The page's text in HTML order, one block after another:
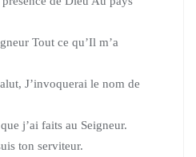
Tout ce qu’Il m’a
J’invoquerai le nom de
j’ai faits au Seigneur.
ton serviteur.